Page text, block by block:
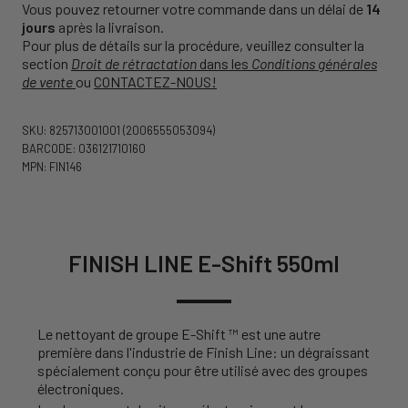
Vous pouvez retourner votre commande dans un délai de 14
jours après la livraison.
Pour plus de détails sur la procédure, veuillez consulter la
section Droit de rétractation dans les Conditions générales
de vente ou CONTACTEZ-NOUS!
SKU: 825713001001 (2006555053094)
BARCODE: 036121710160
MPN: FIN146
FINISH LINE E-Shift 550ml
Le nettoyant de groupe E-Shift ™ est une autre
première dans l'industrie de Finish Line: un dégraissant
spécialement conçu pour être utilisé avec des groupes
électroniques.